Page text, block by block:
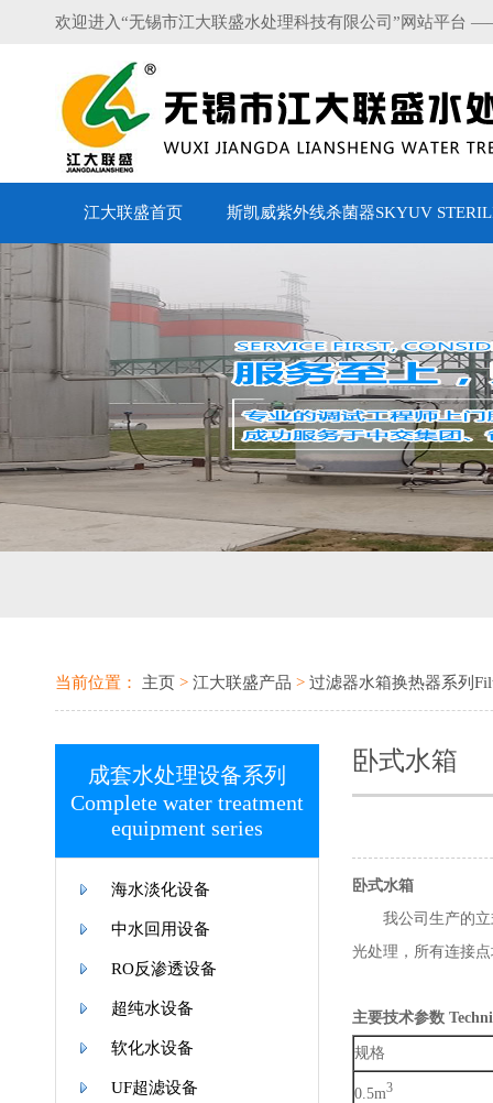
欢迎进入“无锡市江大联盛水处理科技有限公司”网站平台
江大联盛首页 斯凯威紫外线杀菌器SKYUV
当前位置： 主页 > 江大联盛产品 > 过滤器水箱换热器系列
成套水处理设备系列
Complete water treatment
equipment series
海水淡化设备
中水回用设备
RO反渗透设备
超纯水设备
软化水设备
UF超滤设备
卧式水箱
卧式水箱
我公司生产的立式
光处理，所有连接
主要技术参数
规格
0.5m3